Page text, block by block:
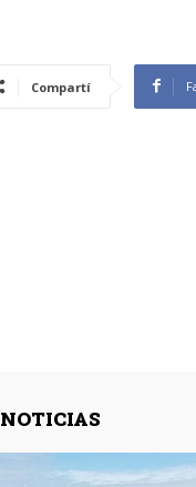
Compartí